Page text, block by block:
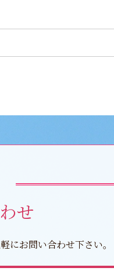
せ
にお問い合わせ下さい。